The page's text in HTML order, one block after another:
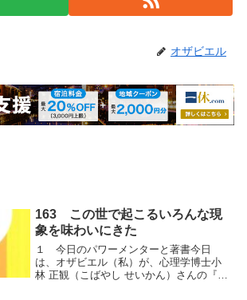
オザビエル
163 この世で起こるいろんな現
象を味わいにきた
１ 今日のパワーメンターと著書今日
は、オザビエル（私）が、心理学博士小
林 正観（こばやし せいかん）さんの『ご